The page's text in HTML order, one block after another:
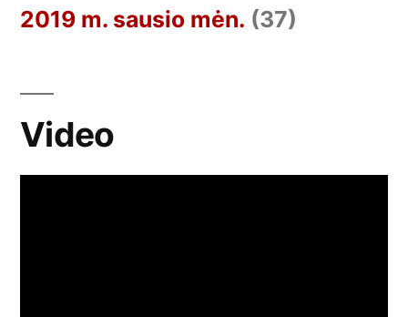
2019 m. sausio mėn. (37)
Video